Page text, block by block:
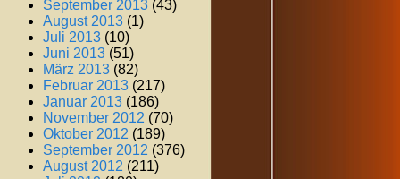
September 2013 (43)
August 2013 (1)
Juli 2013 (10)
Juni 2013 (51)
März 2013 (82)
Februar 2013 (217)
Januar 2013 (186)
November 2012 (70)
Oktober 2012 (189)
September 2012 (376)
August 2012 (211)